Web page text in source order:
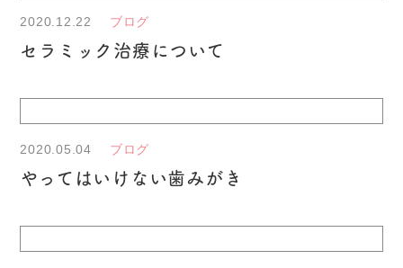
2020.12.22 ブログ
セラミック治療について
2020.05.04 ブログ
やってはいけない歯みがき